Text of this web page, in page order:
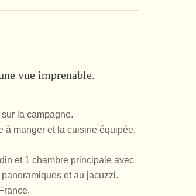
vue imprenable.
la campagne.
à manger et la cuisine équipée,
et 1 chambre principale avec
et au jacuzzi.